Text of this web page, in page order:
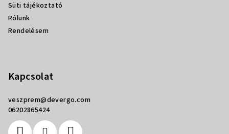
Süti tájékoztató
Rólunk
Rendelésem
Kapcsolat
veszprem@devergo.com
06202865424